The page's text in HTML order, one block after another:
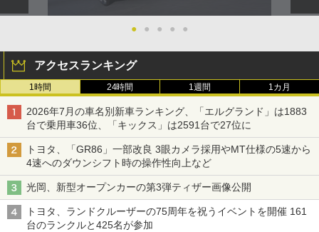
● ● ● ● ●
アクセスランキング
1時間 24時間 1週間 1カ月
2026年7月の車名別新車ランキング、「エルグランド」は1883
台で乗用車36位、「キックス」は2591台で27位に
トヨタ、「GR86」一部改良 3眼カメラ採用やMT仕様の5速から
4速へのダウンシフト時の操作性向上など
光岡、新型オープンカーの第3弾ティザー画像公開
トヨタ、ランドクルーザーの75周年を祝うイベントを開催 161
台のランクルと425名が参加